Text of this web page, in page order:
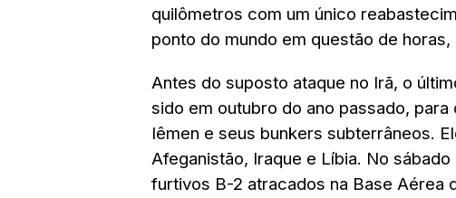
quilômetros com um único
ponto do mundo em questão de
Antes do suposto ataque no Irã, o
sido em outubro do ano passado,
Iêmen e seus bunkers subterrâneos.
Afeganistão, Iraque e Líbia. No
furtivos B-2 atracados na Base Aérea